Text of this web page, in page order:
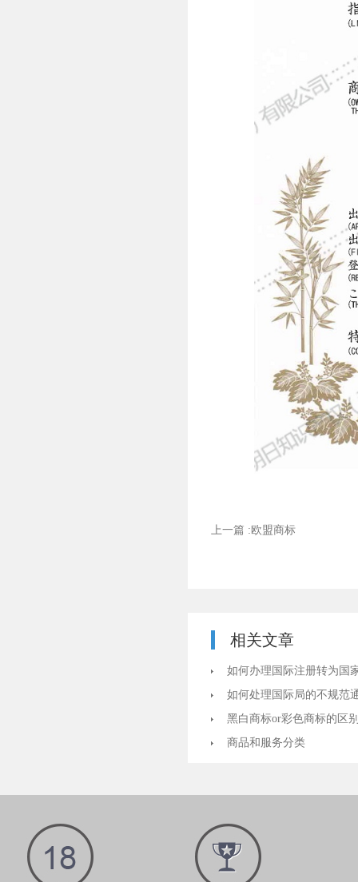
上一篇 :欧盟商标
相关文章
如何办理国际注册转为国
如何处理国际局的不规范
黑白商标or彩色商标的区
商品和服务分类